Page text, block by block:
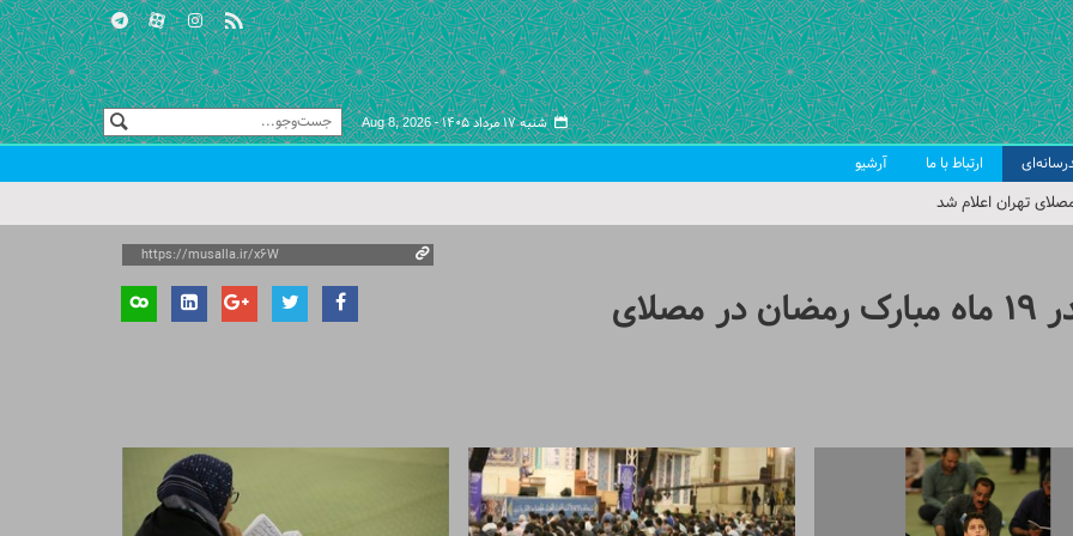
شنبه ۱۷ مرداد ۱۴۰۵ - Aug 8, 2026
ارتباط با ما آرشیو
تهران اعلام شد
تهران
از سوی رهبر معظم انقلاب
اسلامی ایرانگزارش تصویری/ احیای شب قدر ۱۹ ماه مبارک رمضان در مصلای